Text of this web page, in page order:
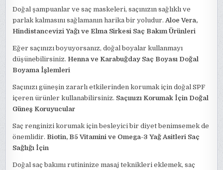
Doğal şampuanlar ve saç maskeleri, saçınızın sağlıklı ve
parlak kalmasını sağlamanın harika bir yoludur.Aloe Vera,
Hindistancevizi Yağı ve Elma Sirkesi Saç Bakım Ürünleri
Eğer saçınızı boyuyorsanız, doğal boyalar kullanmayı
düşünebilirsiniz. Henna ve Karabuğday Saç Boyası Doğal
Boyama İşlemleri
Saçınızı güneşin zararlı etkilerinden korumak için doğal SPF
içeren ürünler kullanabilirsiniz. Saçınızı Korumak İçin Doğal
Güneş Koruyucular
Saç renginizi korumak için besleyici bir diyet benimsemek de
önemlidir. Biotin, B5 Vitamini ve Omega-3 Yağ Asitleri Saç
Sağlığı İçin
Doğal saç bakımı rutininize masaj teknikleri eklemek, saç